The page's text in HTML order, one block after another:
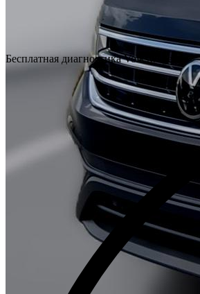
Бесплатная диагностика Volkswagen